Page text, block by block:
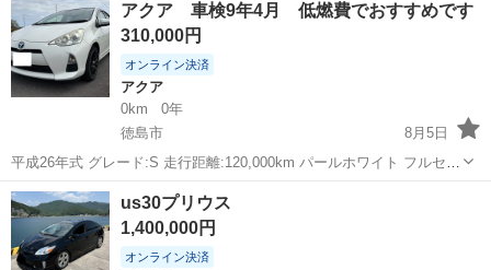
Ｌ 車検令和１０年３月 オートマ エアコン パワステ パワーウ
ィンドウ ■ ...
アクア 車検9年4月 低燃費でおすすめです
310,000円
オンライン決済
アクア
0km
0年
徳島市
8月5日
平成26年式 グレード:S 走行距離:120,000km パールホワイト フルセグ
ナビ、バックカメラ ETC、ドラレコ シートヒーター付き 現状不具合
徳島 徳島市 アクア
us30プリウス
1,400,000円
オンライン決済